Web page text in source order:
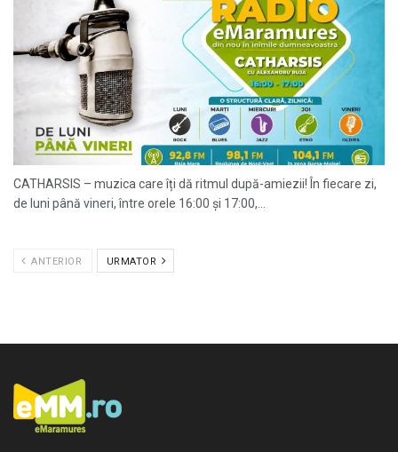
CATHARSIS – muzica care îți dă ritmul după-amiezii! În fiecare zi,
de luni până vineri, între orele 16:00 și 17:00,...
ANTERIOR URMATOR